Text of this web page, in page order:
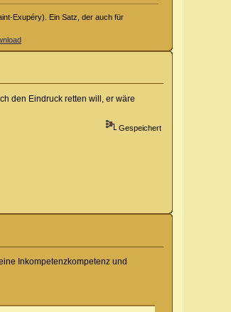
Exupéry). Ein Satz, der auch für
den Eindruck retten will, er wäre
Gespeichert
Inkompetenzkompetenz und